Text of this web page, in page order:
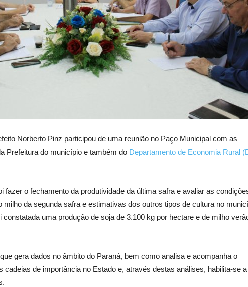
Norberto Pinz participou de uma reunião no Paço Municipal com as
Prefeitura do município e também do Departamento de Economia Rural
fazer o fechamento da produtividade da última safra e avaliar as
milho da segunda safra e estimativas dos outros tipos de cultura no
uma produção de soja de 3.100 kg por hectare e de milho
gera dados no âmbito do Paraná, bem como analisa e acompanha o
cadeias de importância no Estado e, através destas análises, habilita-se a